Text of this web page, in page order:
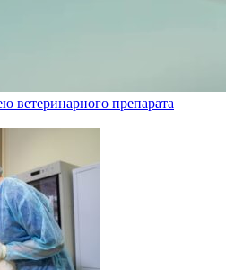
ветеринарного препарата